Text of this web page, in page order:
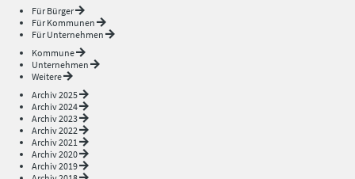
Für Bürger
Für Kommunen
Für Unternehmen
Kommune
Unternehmen
Weitere
Archiv 2025
Archiv 2024
Archiv 2023
Archiv 2022
Archiv 2021
Archiv 2020
Archiv 2019